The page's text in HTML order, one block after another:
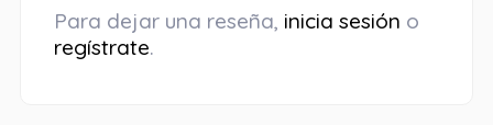
Para dejar una reseña, inicia sesión o
regístrate.